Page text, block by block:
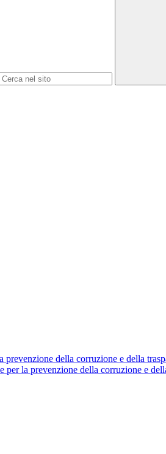
prevenzione della corruzione e della
per la prevenzione della corruzione e